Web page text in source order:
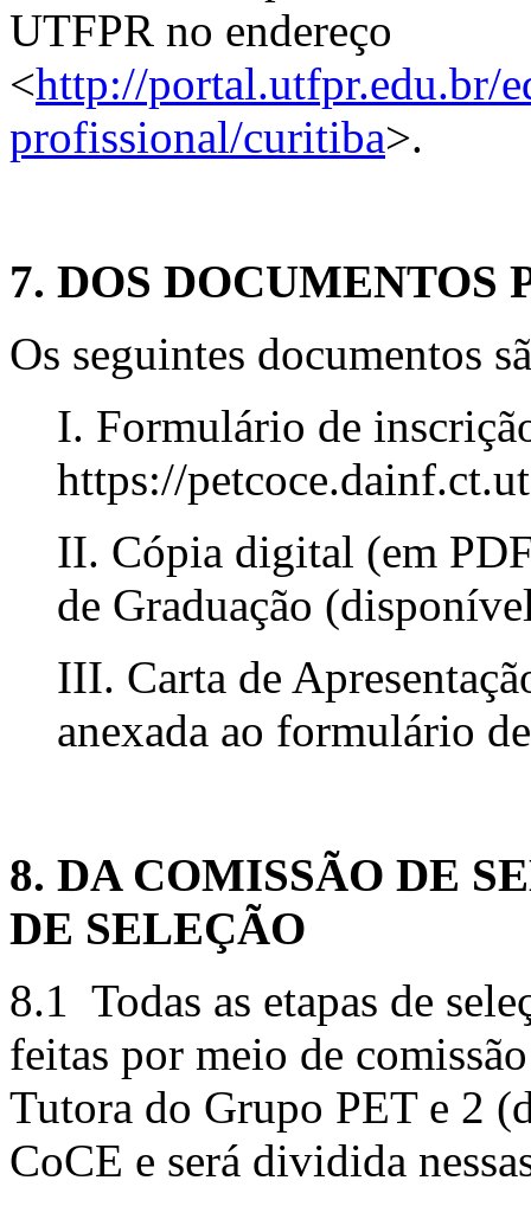
UTFPR no endereço
<http://portal.utfpr.edu.br/
profissional/curitiba>.
7. DOS DOCUMENTOS
Os seguintes documentos
I. Formulário de
https://
II. Cópia digital (em
de Graduação
III. Carta de
anexada ao formulário
8. DA COMISSÃO DE
DE SELEÇÃO
8.1 Todas as etapas de
feitas por meio de
Tutora do Grupo PET e 2
CoCE e será dividida